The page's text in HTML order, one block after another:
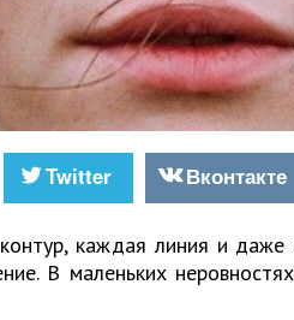
Twitter Вконтакте
каждая линия и даже
В маленьких